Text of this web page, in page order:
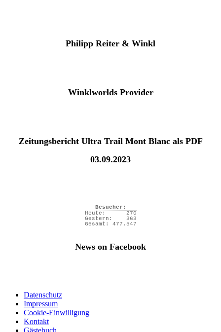
Philipp Reiter & Winkl
Winklworlds Provider
Zeitungsbericht Ultra Trail Mont Blanc als PDF
03.09.2023
Besucher:
Heute:
270
Gestern:
363
Gesamt:
477.547
News on Facebook
Datenschutz
Impressum
Cookie-Einwilligung
Kontakt